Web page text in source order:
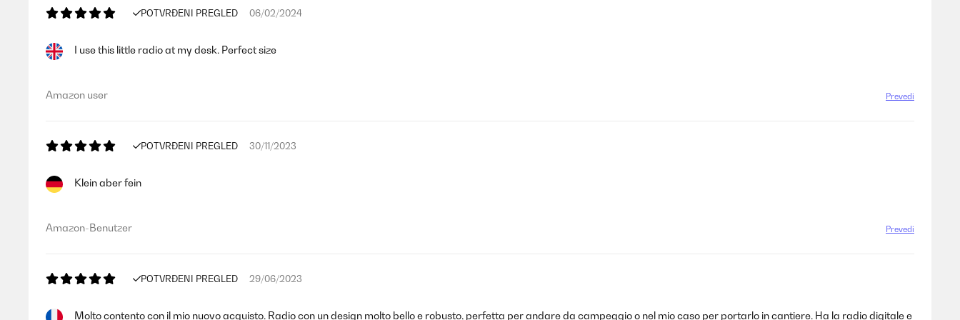
POTVRĐENI PREGLED 06/02/2024
I use this little radio at my desk. Perfect size
Amazon user Prevedi
POTVRĐENI PREGLED 30/11/2023
Klein aber fein
Amazon-Benutzer Prevedi
POTVRĐENI PREGLED 29/06/2023
Molto contento con il mio nuovo acquisto. Radio con un design molto bello e robusto, perfetta per andare da campeggio o nel mio caso per portarlo in cantiere. Ha la radio digitale e